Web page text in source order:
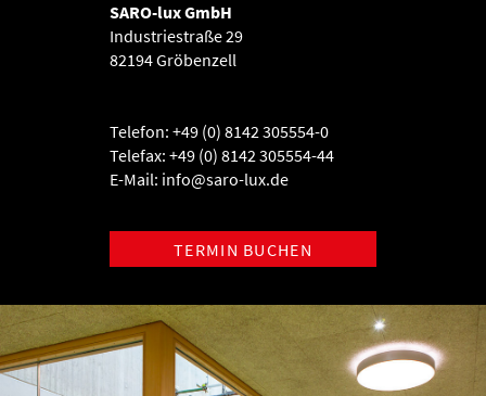
SARO-lux GmbH
Industriestraße 29
82194 Gröbenzell
Telefon: +49 (0) 8142 305554-0
Telefax: +49 (0) 8142 305554-44
E-Mail: info@saro-lux.de
TERMIN BUCHEN